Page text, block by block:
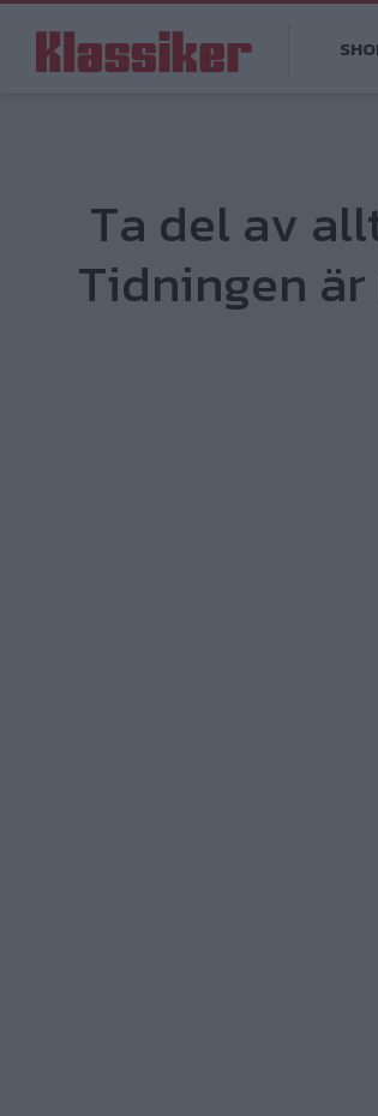
huvudinnehåll
Ta del av
Tidningen